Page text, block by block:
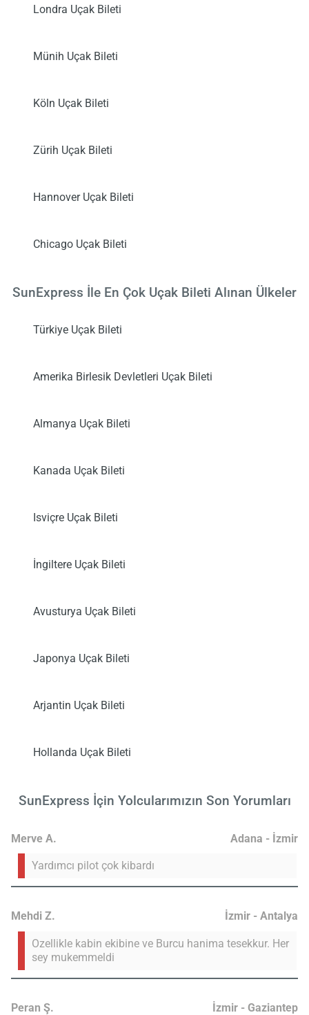
Londra Uçak Bileti
Münih Uçak Bileti
Köln Uçak Bileti
Zürih Uçak Bileti
Hannover Uçak Bileti
Chicago Uçak Bileti
SunExpress İle En Çok Uçak Bileti Alınan Ülkeler
Türkiye Uçak Bileti
Amerika Birlesik Devletleri Uçak Bileti
Almanya Uçak Bileti
Kanada Uçak Bileti
Isviçre Uçak Bileti
İngiltere Uçak Bileti
Avusturya Uçak Bileti
Japonya Uçak Bileti
Arjantin Uçak Bileti
Hollanda Uçak Bileti
SunExpress İçin Yolcularımızın Son Yorumları
Merve A. Adana - İzmir
Yardımcı pilot çok kibardı
Mehdi Z. İzmir - Antalya
Ozellikle kabin ekibine ve Burcu hanima tesekkur. Her
sey mukemmeldi
Peran Ş. İzmir - Gaziantep